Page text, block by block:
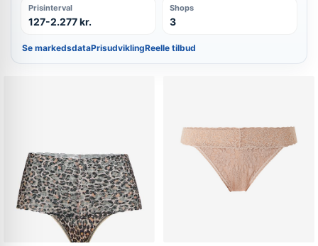
Prisinterval
127-2.277 kr.
Shops
3
Se markedsdataPrisudviklingReelle tilbud